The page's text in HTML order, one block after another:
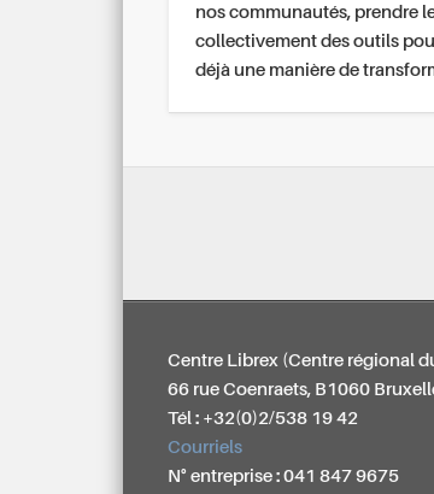
nos communautés, prendre
collectivement des outils
déjà une manière de
Centre Librex (Centre régional
66 rue Coenraets, B1060
Tél : +32(0)2/538 19 42
Courriels
N° entreprise : 041 847 9675